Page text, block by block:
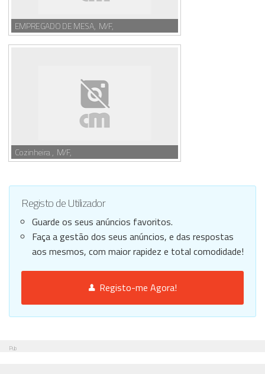
EMPREGADO DE MESA, M/F,
Cozinheira , M/F,
Registo de Utilizador
Guarde os seus anúncios favoritos.
Faça a gestão dos seus anúncios, e das respostas
aos mesmos, com maior rapidez e total comodidade!
Registo-me Agora!
Pub